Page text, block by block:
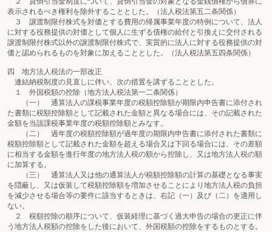
表示されるべき権利を除外することとした。（法人税法第五二条関係）
３ 譲渡制限付株式を対価とする費用の帰属事業年度の特例について、法人
に対する役務提供の対価として個人に生ずる債権の給付と引換えに交付される
譲渡制限付株式以外の譲渡制限付株式で、実質的に法人に対する役務提供の対
価と認められるものを対象に加えることとした。（法人税法第五四条関係）
四 地方法人税法の一部改正
連結納税制度の見直しに伴い、次の措置を講ずることとした。
１ 外国税額の控除（地方法人税法第一二条関係）
（一） 通算法人の課税事業年度の税額控除額が期限内申告書に添付され
た書類に税額控除額として記載された金額と異なる場合には、その記載された
金額を当該課税事業年度の税額控除額とみなす。
（二） 過年度の税額控除額が過年度の期限内申告書に添付された書類に
税額控除額として記載された金額を超える場合又は下回る場合には、その差額
に相当する金額を進行年度の地方法人税の額から控除し、又は地方法人税の額
に加算する。
（三） 通算法人又は他の通算法人が税額控除額の計算の基礎となる事実
を隠蔽し、又は仮装して税額控除額を増加させることにより地方法人税の負担
を減少させる場合等の要件に該当するときは、右記（一）及び（二）を適用し
ない。
２ 税額控除の順序について、仮装経理に基づく過大申告の場合の更正に伴
う地方法人税額の控除をした後において、外国税額の控除をするものとする。